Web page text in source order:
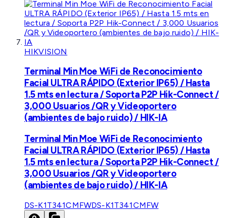
HIKVISION
Terminal Min Moe WiFi de Reconocimiento
Facial ULTRA RÁPIDO (Exterior IP65) / Hasta
1.5 mts en lectura / Soporta P2P Hik-Connect /
3,000 Usuarios /QR y Videoportero
(ambientes de bajo ruido) / HIK-IA
Terminal Min Moe WiFi de Reconocimiento
Facial ULTRA RÁPIDO (Exterior IP65) / Hasta
1.5 mts en lectura / Soporta P2P Hik-Connect /
3,000 Usuarios /QR y Videoportero
(ambientes de bajo ruido) / HIK-IA
DS-K1T341CMFWDS-K1T341CMFW